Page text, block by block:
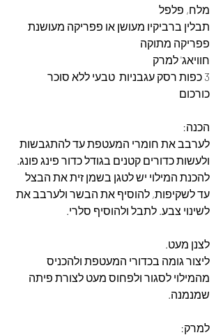
מלח, פלפל
תבלין ברביקיו מעושן או פפריקה מעושנת
פפריקה מתוקה
חוויאג' למרק
3 כפות רסק עגבניות  טבעי ללא סוכר
כורכום
הכנה:
לערבב את חומרי המעטפת עד להתגבשות
ולעשות כדורים קטנים בגודל כדור פינג פונג.
להכנת המילוי יש לטגן בשמן זית את הבצל
עד לשקיפות, להוסיף את הבשר ולערבב את
לשינוי צבע. לתבל ולהוסיף סלרי.
לצנן מעט.
ליצור גומה בכדורי המעטפת ולהכניס
מהמילוי לסגור ולפחוס מעט לצורת פיתה
שמנמנה.
למרק: